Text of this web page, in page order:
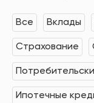
Все Вклады
Страхование
Ипотечные